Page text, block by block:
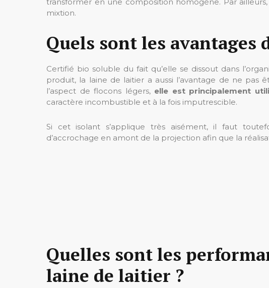
mixtion.
Quels sont les avantages
Certifié bio soluble du fait qu’elle se dissout dans
produit, la laine de laitier a aussi l’avantage de ne pas
l’aspect de flocons légers, elle est principalement
caractère incombustible et à la fois imputrescible.
Si cet isolant s’applique très aisément, il faut
d’accrochage en amont de la projection afin que la
Quelles sont les
laine de laitier ?